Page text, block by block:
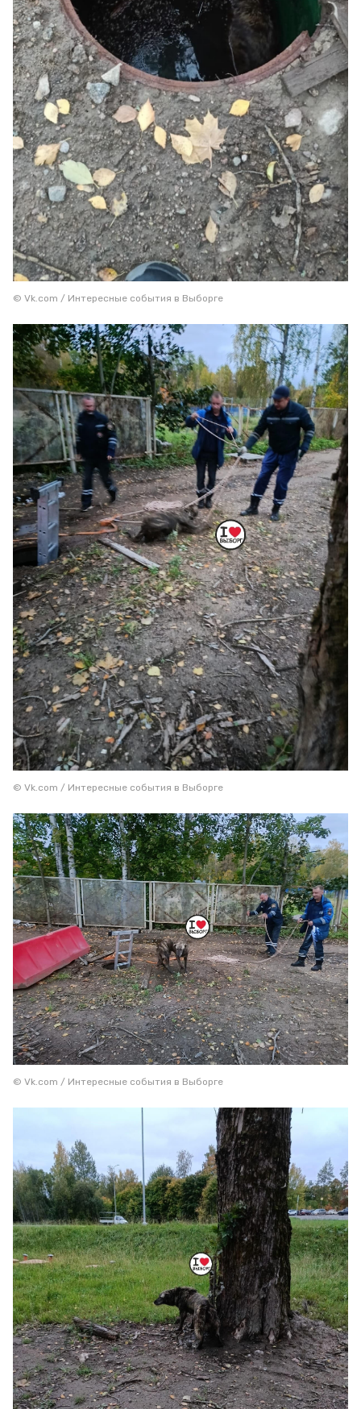
© Vk.com / Интересные события в Выборге
© Vk.com / Интересные события в Выборге
© Vk.com / Интересные события в Выборге